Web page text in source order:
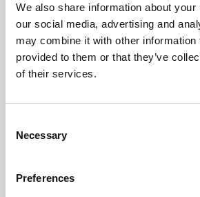
We also share information about
our social media, advertising and
may combine it with other information
provided to them or that they’ve
of their services.
Selection
Necessary
Preferences
2 Calidad a medida
4 Aceptación del trabajo y
5 Servicio posventa completo